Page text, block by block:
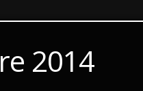
2014